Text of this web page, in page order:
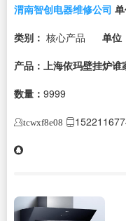
渭南智创电器维修公司 单
类别： 核心产品 单位
产品：上海依玛壁挂炉谁
数量： 9999
tcwxf8e08